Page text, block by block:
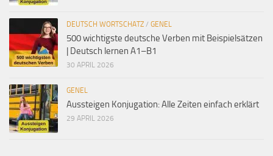
DEUTSCH WORTSCHATZ / GENEL
500 wichtigste deutsche Verben mit Beispielsätzen
| Deutsch lernen A1–B1
30 APRIL 2026
GENEL
Aussteigen Konjugation: Alle Zeiten einfach erklärt
29 APRIL 2026